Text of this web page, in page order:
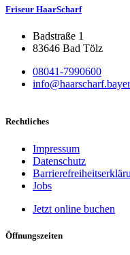
Friseur HaarScharf
Badstraße 1
83646 Bad Tölz
08041-7990600
Rechtliches
Impressum
Datenschutz
Jobs
Jetzt online buchen
Öffnungszeiten